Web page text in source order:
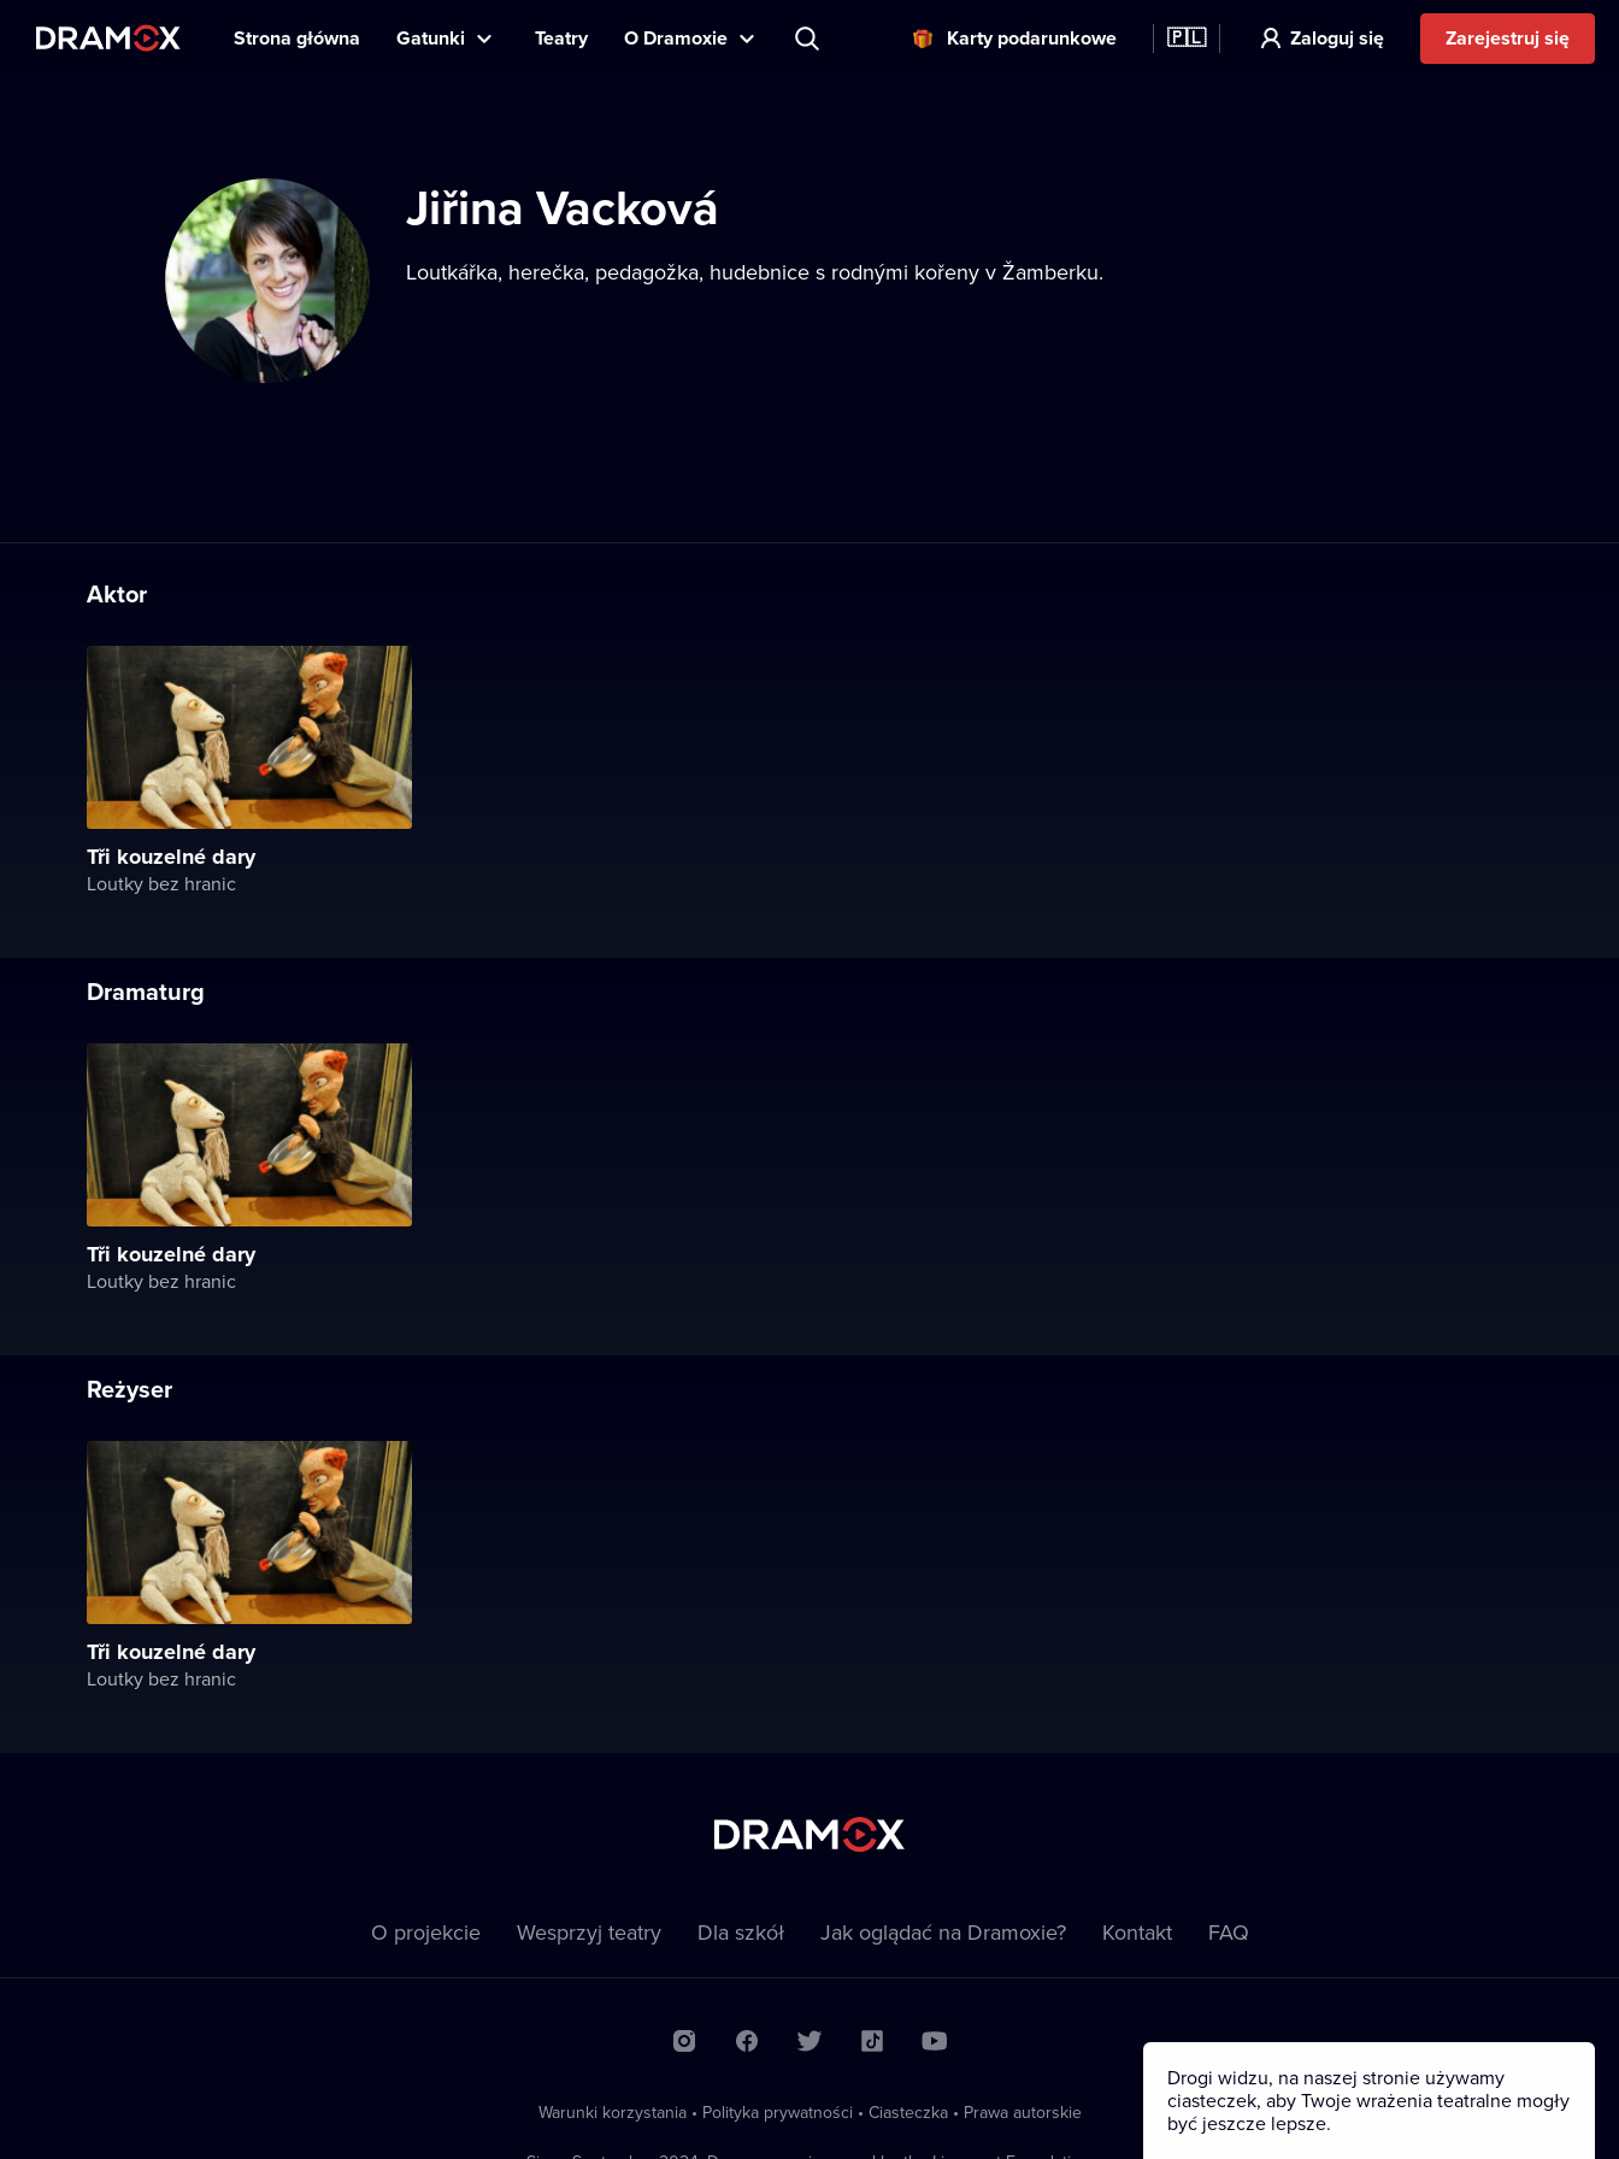
Strona główna Gatunki Teatry O Dramoxie Karty podarunkowe 🇵🇱 Zaloguj się Zarejestruj się
Jiřina Vacková
Loutkářka, herečka, pedagožka, hudebnice s rodnými kořeny v Žamberku.
Aktor
Tři kouzelné dary
Loutky bez hranic
Dramaturg
Tři kouzelné dary
Loutky bez hranic
Reżyser
Tři kouzelné dary
Loutky bez hranic
O projekcie Wesprzyj teatry Dla szkół Jak oglądać na Dramoxie? Kontakt FAQ
Warunki korzystania • Polityka prywatności • Ciasteczka• Prawa autorskie
Drogi widzu, na naszej stronie używamy
ciasteczek, aby Twoje wrażenia teatralne mogły
być jeszcze lepsze.